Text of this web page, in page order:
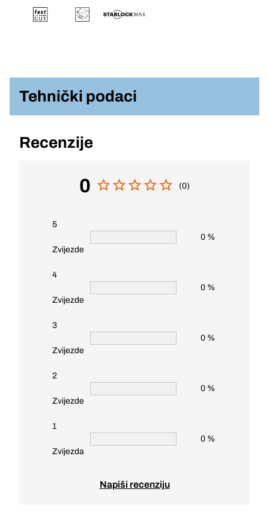
Tehnički podaci
Recenzije
0 (0)
5
Zvijezde
0 %
4
Zvijezde
0 %
3
Zvijezde
0 %
2
Zvijezde
0 %
1
Zvijezda
0 %
Napiši recenziju